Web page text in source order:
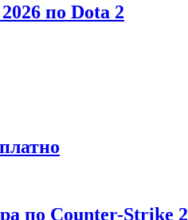
по Dota 2
по Counter-Strike 2